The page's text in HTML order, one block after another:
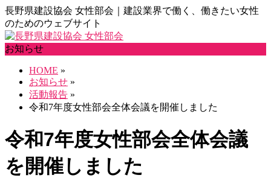
長野県建設協会 女性部会｜建設業界で働く、働きたい女性
のためのウェブサイト
お知らせ
HOME »
お知らせ »
活動報告 »
令和7年度女性部会全体会議を開催しました
令和7年度女性部会全体会議
を開催しました